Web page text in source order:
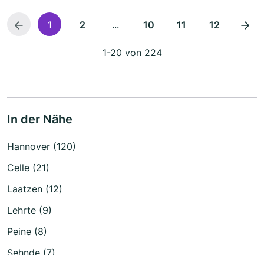
1 2 ... 10 11 12
1-20 von 224
In der Nähe
Hannover (120)
Celle (21)
Laatzen (12)
Lehrte (9)
Peine (8)